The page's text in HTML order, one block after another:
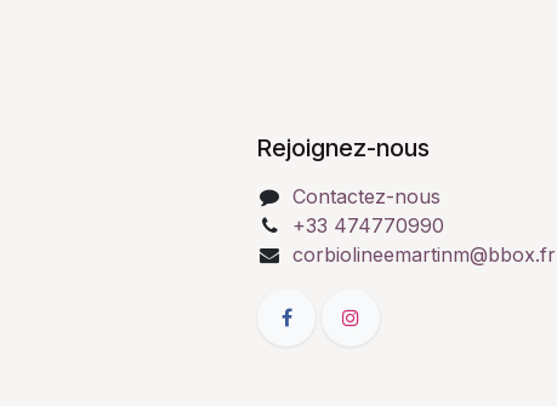
Rejoignez-nous
Contactez-nous
+33 474770990
corbiolineemartinm@bbox.fr